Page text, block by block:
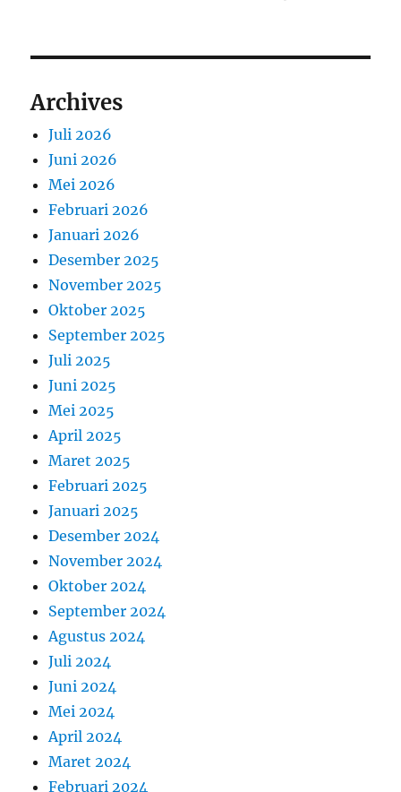
Archives
Juli 2026
Juni 2026
Mei 2026
Februari 2026
Januari 2026
Desember 2025
November 2025
Oktober 2025
September 2025
Juli 2025
Juni 2025
Mei 2025
April 2025
Maret 2025
Februari 2025
Januari 2025
Desember 2024
November 2024
Oktober 2024
September 2024
Agustus 2024
Juli 2024
Juni 2024
Mei 2024
April 2024
Maret 2024
Februari 2024